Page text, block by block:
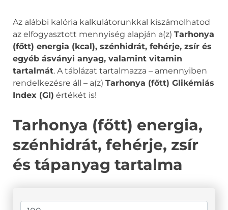
Az alábbi kalória kalkulátorunkkal kiszámolhatod
az elfogyasztott mennyiség alapján a(z) Tarhonya
(főtt) energia (kcal), szénhidrát, fehérje, zsír és
egyéb ásványi anyag, valamint vitamin
tartalmát. A táblázat tartalmazza – amennyiben
rendelkezésre áll – a(z) Tarhonya (főtt) Glikémiás
Index (GI) értékét is!
Tarhonya (főtt) energia,
szénhidrát, fehérje, zsír
és tápanyag tartalma